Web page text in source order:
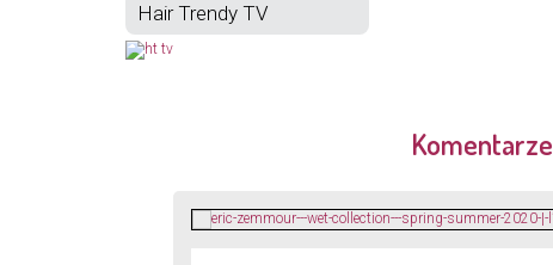
Hair Trendy TV
Komentarze